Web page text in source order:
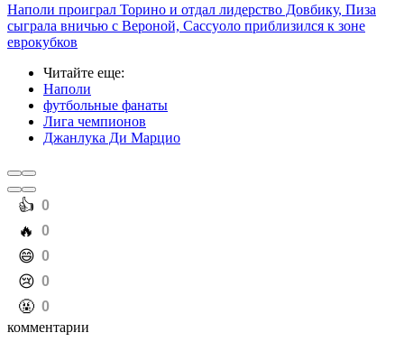
Наполи проиграл Торино и отдал лидерство Довбику, Пиза
сыграла вничью с Вероной, Сассуоло приблизился к зоне
еврокубков
Читайте еще:
Наполи
футбольные фанаты
Лига чемпионов
Джанлука Ди Марцио
️👍 0
️🔥 0
️😄 0
️😢 0
️🤬 0
комментарии